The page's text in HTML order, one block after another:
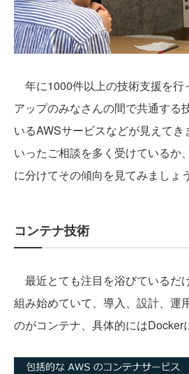
年に1000件以上の技術支援を行
アップのみなさんの間で共通する
いるAWSサービスなどが見えてき
いったご相談を多く受けているか
に分けてその傾向を見てみましょう
コンテナ技術
最近とても注目を浴びているだ
組み始めていて、導入、設計、運
のがコンテナ、具体的にはDocker